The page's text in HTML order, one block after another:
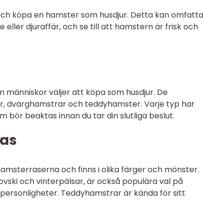
köpa en hamster som husdjur. Detta kan omfatta
eller djuraffär, och se till att hamstern är frisk och
väljer att köpa som husdjur. De
dvärghamstrar och teddyhamster. Varje typ har
bör beaktas innan du tar din slutliga beslut.
och finns i olika färger och mönster.
och vinterpälsar, är också populära val på
Teddyhamstrar är kända för sitt